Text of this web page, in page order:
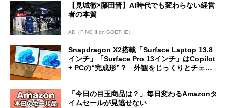
【見城徹×藤田晋】AI時代でも変わらない経営
者の本質
AD（FINCHI on GOETHE）
Snapdragon X2搭載「Surface Laptop 13.8
インチ」「Surface Pro 13インチ」はCopilot
+ PCの“完成形”？ 外観をじっくりとチェッ
「今日の目玉商品は？」毎日変わるAmazonタ
イムセールが見逃せない